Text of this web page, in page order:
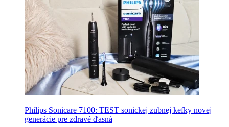
Philips Sonicare 7100: TEST sonickej zubnej kefky novej
generácie pre zdravé ďasná